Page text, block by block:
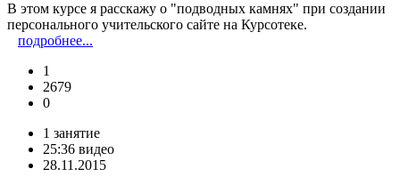
В этом курсе я расскажу о "подводных камнях" при создании
персонального учительского сайте на Курсотеке.
подробнее...
1
2679
0
1 занятие
25:36 видео
28.11.2015